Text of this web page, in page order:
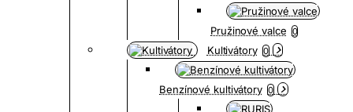
Pružinové valce 0
Kultivátory 0
Benzínové kultivátory 0